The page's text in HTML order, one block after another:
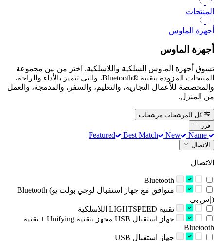
المنتجات
أجهزة الماوس
أجهزة الماوس
تسوق أجهزة الماوس السلكية واللاسلكية. اختر من بين مجموعة
المنتجات المزودة بتقنية Bluetooth®‎، والتي تتميز بالأداء والراحة،
والمخصصة للأعمال التجارية، والتعليم، والسفر، والمدمجة، والعمل
من المنزل.
كل المرشحات مرشحات
فرز
Featured
Best Match New Name
الاتصال
الاتصال
‫Bluetooth ‪(متوافق مع جهاز استقبال لوجي بولت يو
إس بي)‬‬
‫جهاز استقبال USB مجهز بتقنية Unifying‏ + تقنية